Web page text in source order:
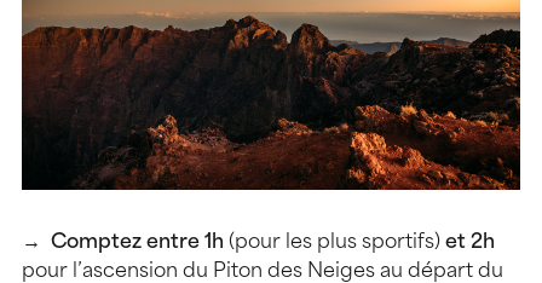
Comptez entre 1h (pour les plus sportifs) et 2h
pour l’ascension du Piton des Neiges au départ du